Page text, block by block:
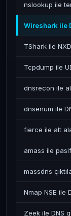
nslookup ile
Wireshark ile
TShark ile
Tcpdump ile
dnsrecon ile
dnsenum ile
fierce ile alt
amass ile
massdns
Nmap NSE ile
Zeek ile DNS